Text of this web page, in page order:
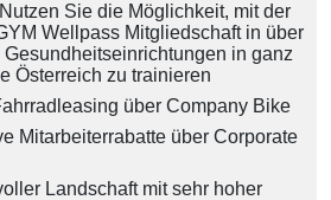
Sie die Möglichkeit, mit der
Wellpass Mitgliedschaft in über
Gesundheitseinrichtungen in ganz
Österreich zu trainieren
über Company Bike
Mitarbeiterrabatte über Corporate
Landschaft mit sehr hoher